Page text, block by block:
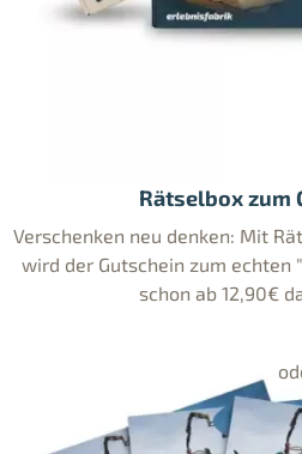
Rätselbox zum
Verschenken neu denken: Mit
wird der Gutschein zum
schon ab 12,90€